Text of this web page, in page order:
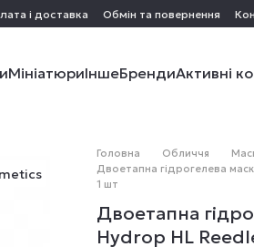
і доставка Обмін та повернення
МініатюриІншеБрендиАктивні
Головна Обличчя
Двоетапна гідрогелева
1 шт
Двоетапна
Hydrop HL